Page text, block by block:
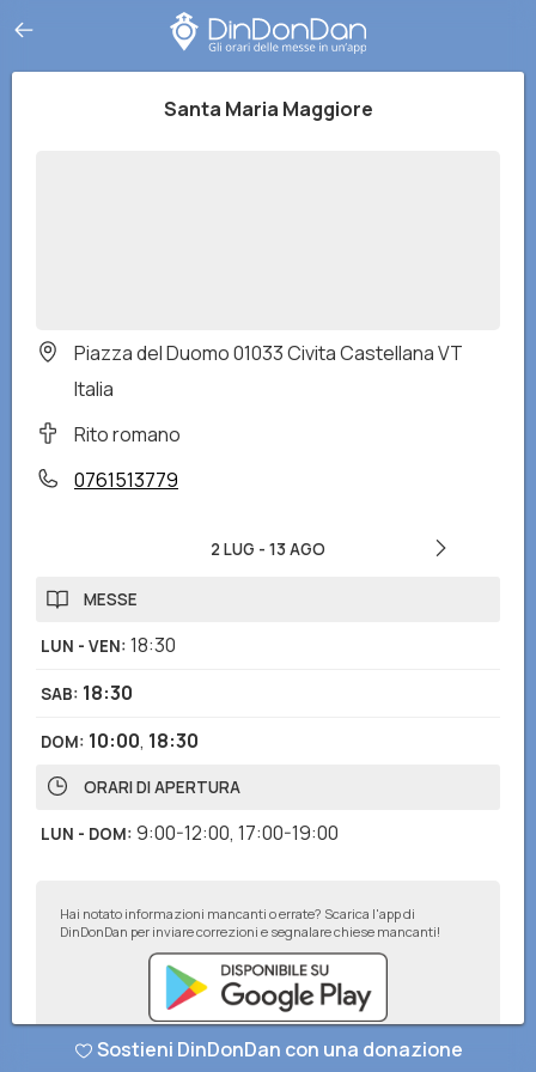
Santa Maria Maggiore
Piazza del Duomo 01033 Civita Castellana VT
Italia
Rito romano
0761513779
2 LUG - 13 AGO
MESSE
LUN - VEN: 18:30
SAB: 18:30
DOM: 10:00, 18:30
ORARI DI APERTURA
LUN - DOM: 9:00-12:00, 17:00-19:00
Hai notato informazioni mancanti o errate? Scarica l'app di
DinDonDan per inviare correzioni e segnalare chiese mancanti!
Sostieni DinDonDan con una donazione